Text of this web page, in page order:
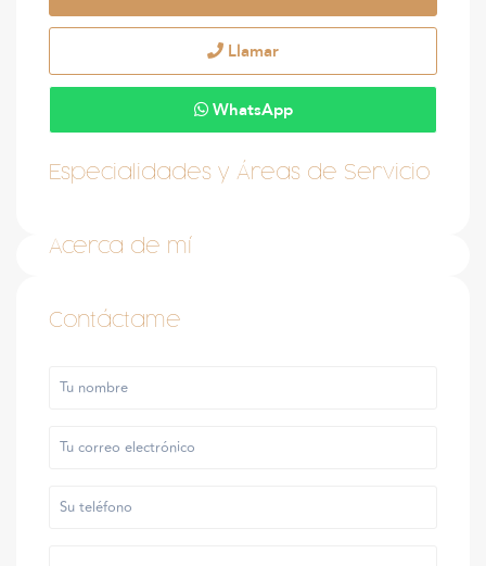
Llamar
WhatsApp
Especialidades y Áreas de Servicio
Acerca de mí
Contáctame